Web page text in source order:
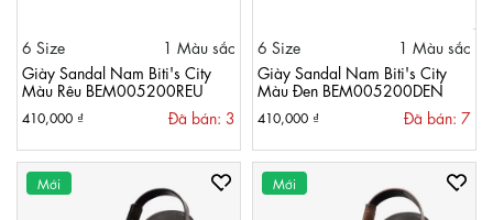
6 Size
1 Màu sắc
Giày Sandal Nam Biti's City
Màu Rêu BEM005200REU
410,000 ₫ Đã bán: 3
6 Size
1 Màu sắc
Giày Sandal Nam Biti's City
Màu Đen BEM005200DEN
410,000 ₫ Đã bán: 7
Mới Mới